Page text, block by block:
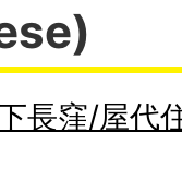
長窪/屋代